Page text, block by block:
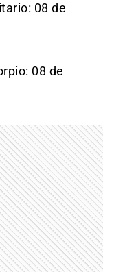
08 de
08 de